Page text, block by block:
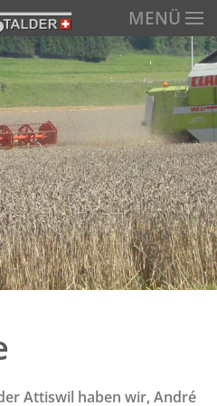
MENÜ
Attiswil haben wir, André